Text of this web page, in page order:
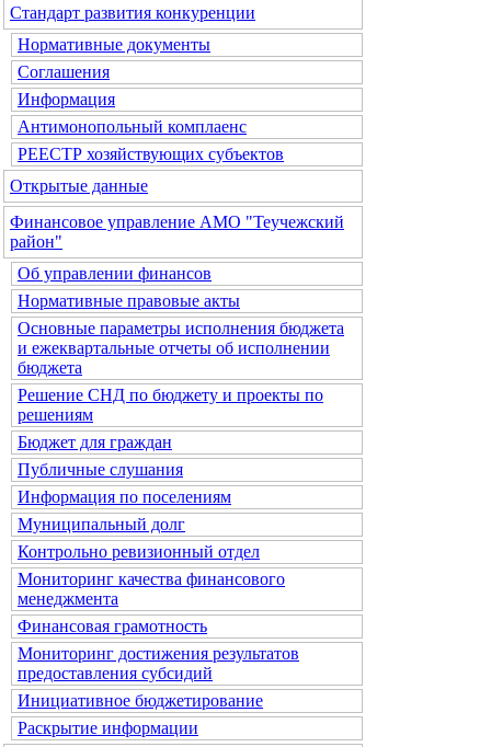
Стандарт развития конкуренции
Нормативные документы
Соглашения
Информация
Антимонопольный комплаенс
РЕЕСТР хозяйствующих субъектов
Открытые данные
Финансовое управление АМО "Теучежский
район"
Об управлении финансов
Нормативные правовые акты
Основные параметры исполнения бюджета
и ежеквартальные отчеты об исполнении
бюджета
Решение СНД по бюджету и проекты по
решениям
Бюджет для граждан
Публичные слушания
Информация по поселениям
Муниципальный долг
Контрольно ревизионный отдел
Мониторинг качества финансового
менеджмента
Финансовая грамотность
Мониторинг достижения результатов
предоставления субсидий
Инициативное бюджетирование
Раскрытие информации